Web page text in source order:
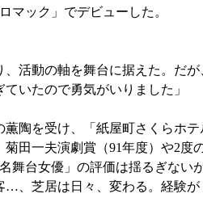
マック」でデビューした。
活動の軸を舞台に据えた。だ
いたので勇気がいりました」
陶を受け、「紙屋町さくらホ
田一夫演劇賞（91年度）や2度
台女優」の評価は揺るぎない
、芝居は日々、変わる。経験が